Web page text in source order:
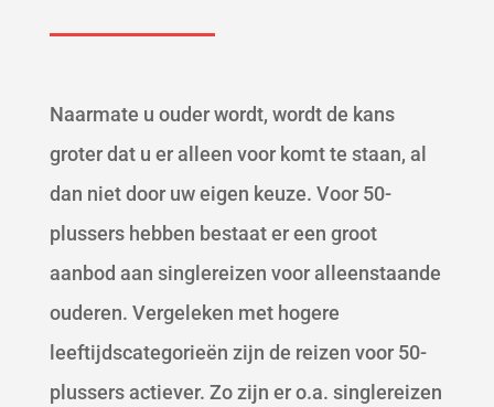
Naarmate u ouder wordt, wordt de kans
groter dat u er alleen voor komt te staan, al
dan niet door uw eigen keuze. Voor 50-
plussers hebben bestaat er een groot
aanbod aan singlereizen voor alleenstaande
ouderen. Vergeleken met hogere
leeftijdscategorieën zijn de reizen voor 50-
plussers actiever. Zo zijn er o.a. singlereizen